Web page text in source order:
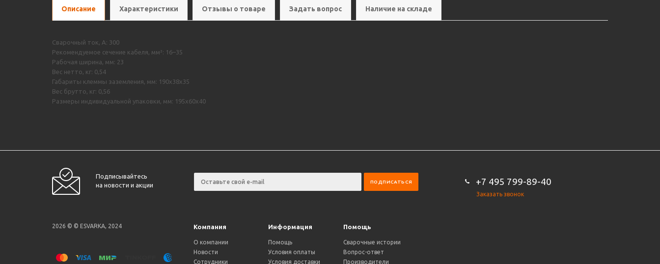
Описание Характеристики Отзывы о товаре Задать вопрос Наличие на складе
Сварочный ток, А: 300
Рекомендуемое сечение кабеля, мм²: 16–35
Рабочая ширина, мм: 23
Вес нетто, кг: 0,54
Габариты клеммы заземления, мм: 190х38х35
Вес брутто, кг: 0,56
Размеры индивидуальной упаковки, мм: 195х60х40
Подписывайтесь
на новости и акции
+7 495 799-89-40
Заказать звонок
2026 © © ESVARKA, 2024 Компания Информация Помощь
О компании
Новости
Сотрудники
Помощь
Условия оплаты
Условия доставки
Сварочные истории
Вопрос-ответ
Производители